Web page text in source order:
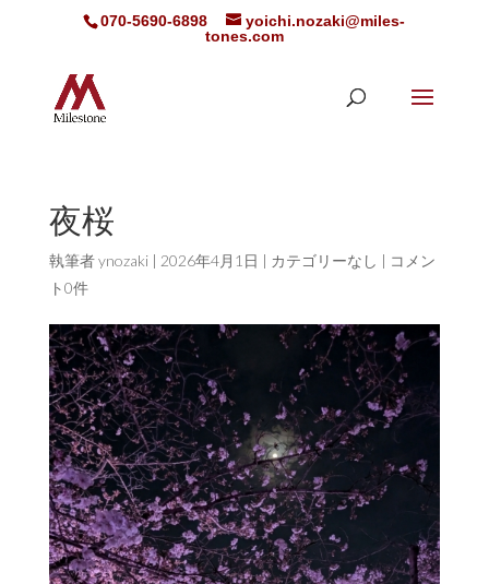
070-5690-6898
yoichi.nozaki@miles-
tones.com
夜桜
執筆者ynozaki| 2026年4月1日 | カテゴリーなし | コメン
ト0件